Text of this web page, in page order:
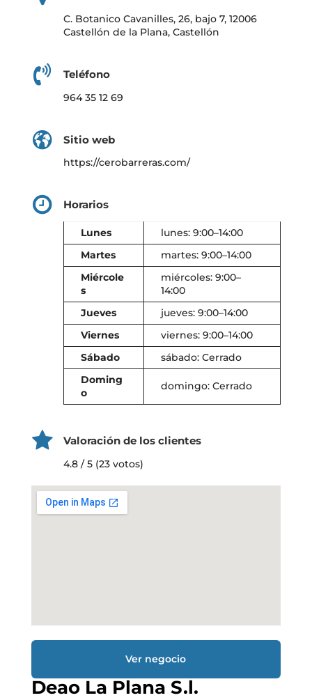
C. Botanico Cavanilles, 26, bajo 7, 12006
Castellón de la Plana, Castellón
Teléfono
964 35 12 69
Sitio web
https://cerobarreras.com/
Horarios
Lunes
lunes: 9:00–14:00
Martes
martes: 9:00–14:00
Miércole
s
miércoles: 9:00–
14:00
Jueves
jueves: 9:00–14:00
Viernes
viernes: 9:00–14:00
Sábado
sábado: Cerrado
Doming
o
domingo: Cerrado
Valoración de los clientes
4.8 / 5 (23 votos)
Ver negocio
Deao La Plana S.l.